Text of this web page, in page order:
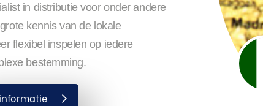
in distributie voor onder andere
kennis van de lokale
flexibel inspelen op iedere
bestemming.